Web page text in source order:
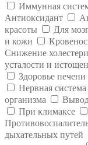
Иммунная
Антиоксидант
красоты
Для
и кожи
Снижение
усталости и
Здоровье печени
Нервная система
организма
При климаксе
дыхательных путей